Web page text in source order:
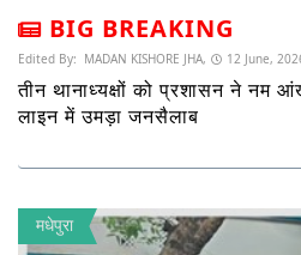
BIG BREAKING
Edited By: MADAN KISHORE JHA, 12 June,
तीन थानाध्यक्षों को प्रशासन ने नम
लाइन में उमड़ा जनसैलाब
मधेपुरा